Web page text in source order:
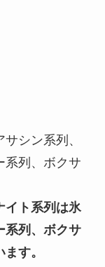
シン系列、
系列、ボクサ
イト系列は氷
系列、ボクサ
す。